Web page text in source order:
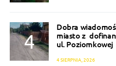
Dobra
miasto z
ul. Poziomkowej
4 SIERPNIA, 2026